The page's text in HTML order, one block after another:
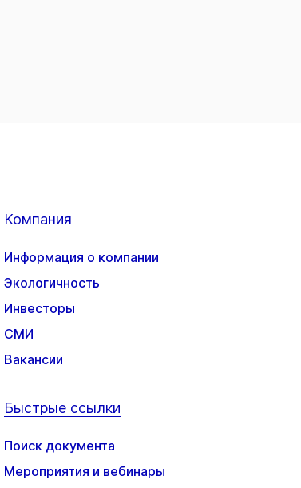
Компания
Информация о компании
Экологичность
Инвесторы
СМИ
Вакансии
Быстрые ссылки
Поиск документа
Мероприятия и вебинары